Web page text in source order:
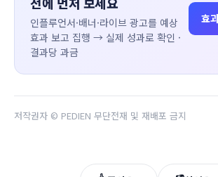
인플루언서·배너·라이브 광고를 예상
효과 보고 집행 → 실제 성과로 확인 ·
결과당 과금
효
저작권자 © PEDIEN 무단전재 및 재배포 금지